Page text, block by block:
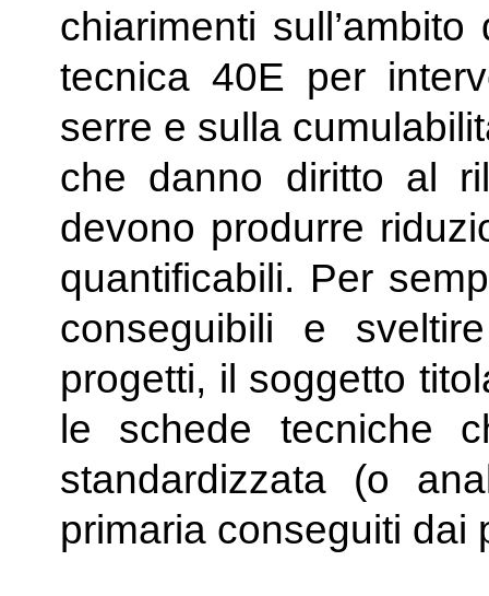
chiarimenti
tecnica 40E per
serre e sulla
che danno diritto al
devono produrre
quantificabili. Per
conseguibili e
progetti, il soggetto
le schede tecniche
standardizzata (o
primaria conseguiti dai